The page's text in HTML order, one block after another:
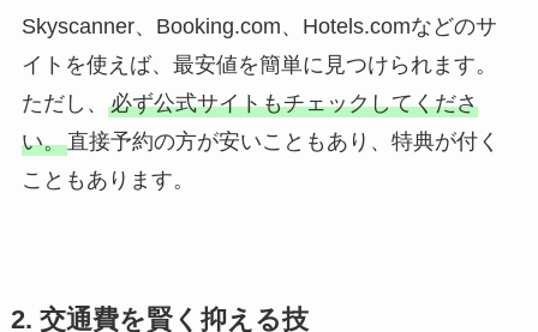
Skyscanner、Booking.com、Hotels.comなどのサ
イトを使えば、最安値を簡単に見つけられます。
ただし、 必ず公式サイトもチェックしてくださ
い。直接予約の方が安いこともあり、特典が付く
こともあります。
2. 交通費を賢く抑える技